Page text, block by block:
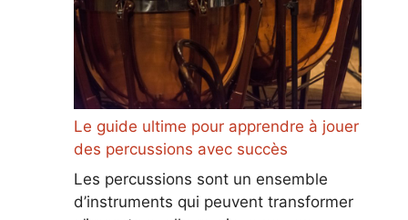
Le guide ultime pour apprendre à jouer
des percussions avec succès
Les percussions sont un ensemble
d’instruments qui peuvent transformer